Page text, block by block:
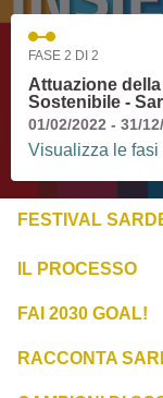
FASE 2 DI 2
Attuazione
Sostenibile -
01/02/2022 - 31/
Visualizza le fasi
FESTIVAL
IL PROCESSO
FAI 2030 GOAL!
RACCONTA